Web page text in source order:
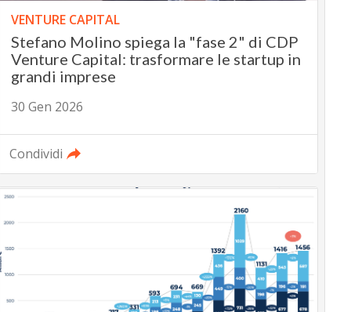
VENTURE CAPITAL
Stefano Molino spiega la "fase 2" di CDP
Venture Capital: trasformare le startup in
grandi imprese
30 Gen 2026
Condividi